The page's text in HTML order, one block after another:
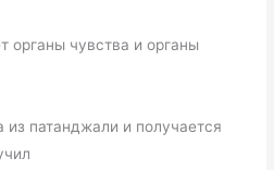
органы чувства и органы
патанджали и получается